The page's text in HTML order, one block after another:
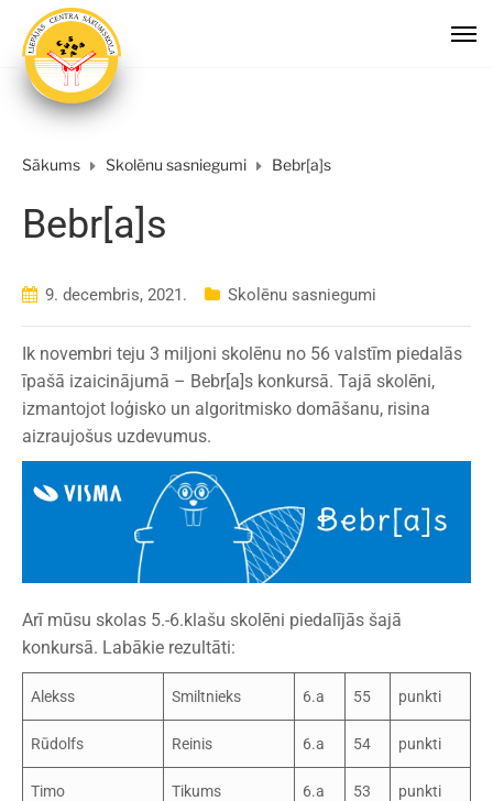
Sākums Skolēnu sasniegumi Bebr[a]s
Bebr[a]s
9. decembris, 2021. Skolēnu sasniegumi
Ik novembri teju 3 miljoni skolēnu no 56 valstīm piedalās
īpašā izaicinājumā – Bebr[a]s konkursā. Tajā skolēni,
izmantojot loģisko un algoritmisko domāšanu, risina
aizraujošus uzdevumus.
Arī mūsu skolas 5.-6.klašu skolēni piedalījās šajā
konkursā. Labākie rezultāti:
Alekss Smiltnieks 6.a 55 punkti
Rūdolfs Reinis 6.a 54 punkti
Timo Tikums 6.a 53 punkti